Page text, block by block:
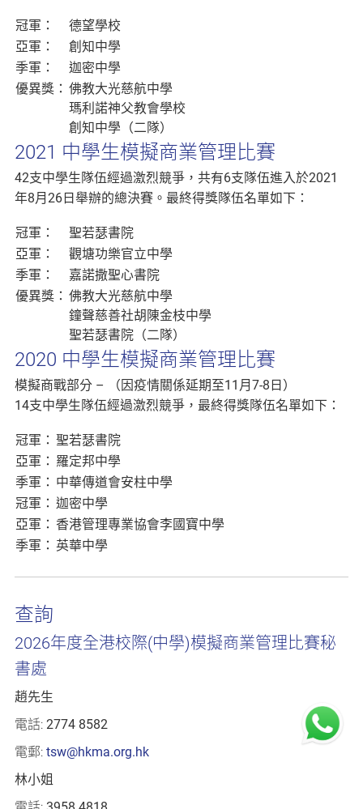
冠軍：
德望學校
亞軍：
創知中學
季軍：
迦密中學
優異獎： 佛教大光慈航中學
瑪利諾神父教會學校
創知中學（二隊）
2021 中學生模擬商業管理比賽
42支中學生隊伍經過激烈競爭，共有6支隊伍進入於2021
年8月26日舉辦的總決賽。最終得獎隊伍名單如下：
冠軍：
聖若瑟書院
亞軍：
觀塘功樂官立中學
季軍：
嘉諾撒聖心書院
優異獎： 佛教大光慈航中學
鐘聲慈善社胡陳金枝中學
聖若瑟書院（二隊）
2020 中學生模擬商業管理比賽
模擬商戰部分 – （因疫情關係延期至11月7-8日）
14支中學生隊伍經過激烈競爭，最終得獎隊伍名單如下：
冠軍： 聖若瑟書院
亞軍： 羅定邦中學
季軍： 中華傳道會安柱中學
冠軍： 迦密中學
亞軍： 香港管理專業協會李國寶中學
季軍： 英華中學
查詢
2026年度全港校際(中學)模擬商業管理比賽秘
書處
趙先生
電話: 2774 8582
電郵: tsw@hkma.org.hk
林小姐